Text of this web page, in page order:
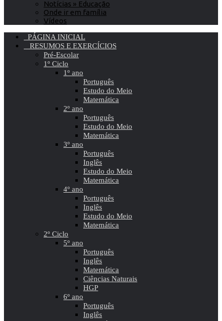
Notícias » Educação
Onde ir em família
Vídeos
PÁGINA INICIAL
RESUMOS E EXERCÍCIOS
Pré-Escolar
1º Ciclo
1º ano
Português
Estudo do Meio
Matemática
2º ano
Português
Estudo do Meio
Matemática
3º ano
Português
Inglês
Estudo do Meio
Matemática
4º ano
Português
Inglês
Estudo do Meio
Matemática
2º Ciclo
5º ano
Português
Inglês
Matemática
Ciências Naturais
HGP
6º ano
Português
Inglês